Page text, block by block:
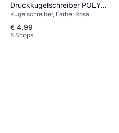
Druckkugelschreiber POLY
BALL URBAN, pale rose
Kugelschreiber, Farbe: Rosa
€ 4,99
8 Shops